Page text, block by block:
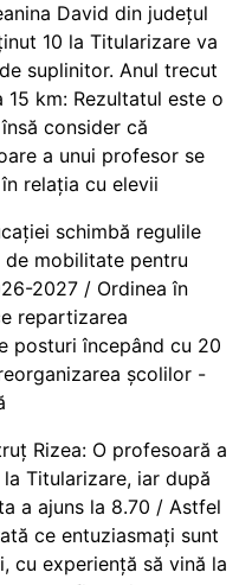
David din județul
10 la Titularizare va
suplinitor. Anul trecut
km: Rezultatul este o
consider că
a unui profesor se
relația cu elevii
schimbă regulile
de mobilitate pentru
2027 / Ordinea în
repartizarea
posturi începând cu 20
școlilor -
Rizea: O profesoară a
Titularizare, iar după
a ajuns la 8.70 / Astfel
ce entuziasmați sunt
cu experiență să vină la